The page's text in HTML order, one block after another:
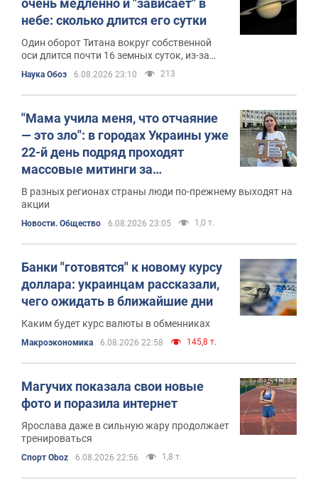
очень медленно и "зависает" в
небе: сколько длится его сутки
Один оборот Титана вокруг собственной
оси длится почти 16 земных суток, из-за
чего Сатурн для части его поверхности
никогда не заходит за горизонт
Наука Обоз 6.08.2026 23:10 213
"Мама учила меня, что отчаяние
— это зло": в городах Украины уже
22-й день подряд проходят
массовые митинги за
возвращение Федорова. Фото и
видео
В разных регионах страны люди по-прежнему выходят на
акции
Новости. Общество 6.08.2026 23:05 1,0 т.
Банки "готовятся" к новому курсу
доллара: украинцам рассказали,
чего ожидать в ближайшие дни
Каким будет курс валюты в обменниках
Mакроэкономика 6.08.2026 22:58 145,8 т.
Магучих показала свои новые
фото и поразила интернет
Ярослава даже в сильную жару продолжает
тренироваться
Спорт Oboz 6.08.2026 22:56 1,8 т.